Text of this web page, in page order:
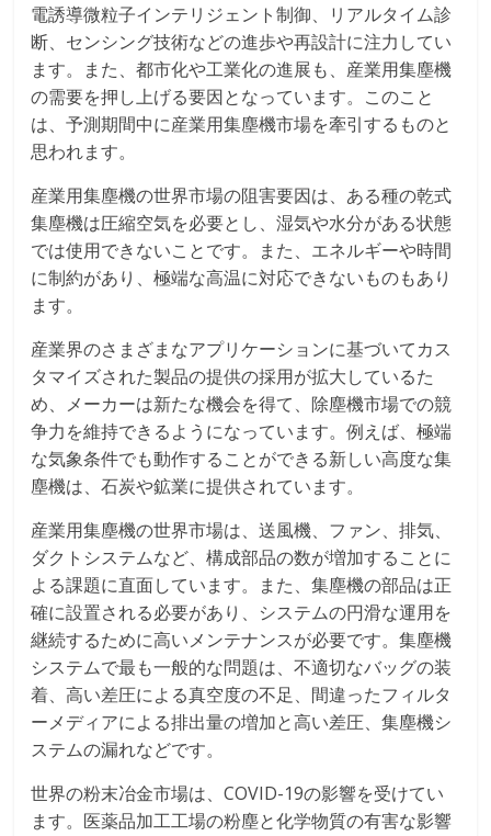
電誘導微粒子インテリジェント制御、リアルタイム診
断、センシング技術などの進歩や再設計に注力してい
ます。また、都市化や工業化の進展も、産業用集塵機
の需要を押し上げる要因となっています。このこと
は、予測期間中に産業用集塵機市場を牽引するものと
思われます。
産業用集塵機の世界市場の阻害要因は、ある種の乾式
集塵機は圧縮空気を必要とし、湿気や水分がある状態
では使用できないことです。また、エネルギーや時間
に制約があり、極端な高温に対応できないものもあり
ます。
産業界のさまざまなアプリケーションに基づいてカス
タマイズされた製品の提供の採用が拡大しているた
め、メーカーは新たな機会を得て、除塵機市場での競
争力を維持できるようになっています。例えば、極端
な気象条件でも動作することができる新しい高度な集
塵機は、石炭や鉱業に提供されています。
産業用集塵機の世界市場は、送風機、ファン、排気、
ダクトシステムなど、構成部品の数が増加することに
よる課題に直面しています。また、集塵機の部品は正
確に設置される必要があり、システムの円滑な運用を
継続するために高いメンテナンスが必要です。集塵機
システムで最も一般的な問題は、不適切なバッグの装
着、高い差圧による真空度の不足、間違ったフィルタ
ーメディアによる排出量の増加と高い差圧、集塵機シ
ステムの漏れなどです。
世界の粉末冶金市場は、COVID-19の影響を受けてい
ます。医薬品加工工場の粉塵と化学物質の有害な影響